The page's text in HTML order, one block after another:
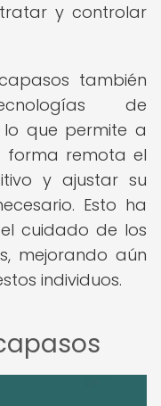
y controlar
también
de
lo que permite a
forma remota el
y ajustar su
Esto ha
cuidado de los
mejorando aún
individuos.